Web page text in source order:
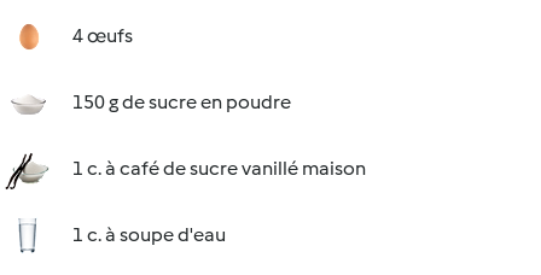
4 œufs
150 g de sucre en poudre
1 c. à café de sucre vanillé maison
1 c. à soupe d'eau